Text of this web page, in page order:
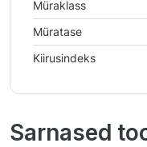
Müraklass
Müratase
Kiirusindeks
Sarnased